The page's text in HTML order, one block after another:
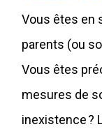
Vous êtes en
parents (ou
Vous êtes
mesures de
inexistence ?